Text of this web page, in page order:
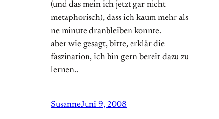
(und das mein ich jetzt gar nicht
metaphorisch), dass ich kaum mehr als
ne minute dranbleiben konnte.
aber wie gesagt, bitte, erklär die
faszination, ich bin gern bereit dazu zu
lernen..
SusanneJuni 9, 2008